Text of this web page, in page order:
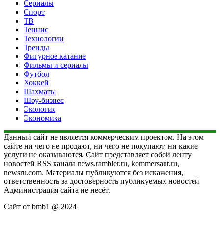
Сериалы
Спорт
ТВ
Теннис
Технологии
Тренды
Фигурное катание
Фильмы и сериалы
Футбол
Хоккей
Шахматы
Шоу-бизнес
Экология
Экономика
Данный сайт не является коммерческим проектом. На этом
сайте ни чего не продают, ни чего не покупают, ни какие
услуги не оказываются. Сайт представляет собой ленту
новостей RSS канала news.rambler.ru, kommersant.ru,
newsru.com. Материалы публикуются без искажения,
ответственность за достоверность публикуемых новостей
Администрация сайта не несёт.
Сайт от bmb1 @ 2024